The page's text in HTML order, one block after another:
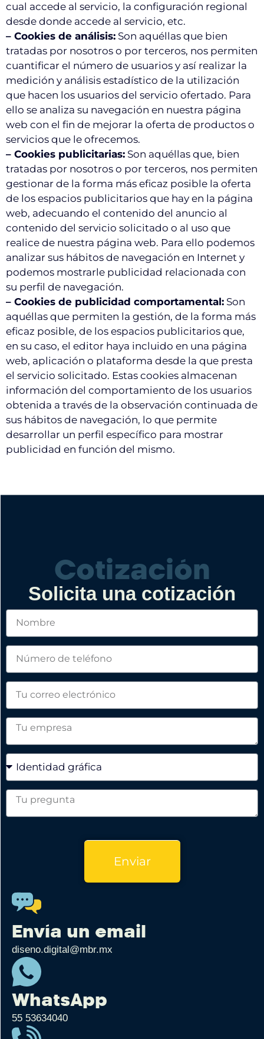
cual accede al servicio, la configuración regional
desde donde accede al servicio, etc.
– Cookies de análisis: Son aquéllas que bien
tratadas por nosotros o por terceros, nos permiten
cuantificar el número de usuarios y así realizar la
medición y análisis estadístico de la utilización
que hacen los usuarios del servicio ofertado. Para
ello se analiza su navegación en nuestra página
web con el fin de mejorar la oferta de productos o
servicios que le ofrecemos.
– Cookies publicitarias: Son aquéllas que, bien
tratadas por nosotros o por terceros, nos permiten
gestionar de la forma más eficaz posible la oferta
de los espacios publicitarios que hay en la página
web, adecuando el contenido del anuncio al
contenido del servicio solicitado o al uso que
realice de nuestra página web. Para ello podemos
analizar sus hábitos de navegación en Internet y
podemos mostrarle publicidad relacionada con
su perfil de navegación.
– Cookies de publicidad comportamental: Son
aquéllas que permiten la gestión, de la forma más
eficaz posible, de los espacios publicitarios que,
en su caso, el editor haya incluido en una página
web, aplicación o plataforma desde la que presta
el servicio solicitado. Estas cookies almacenan
información del comportamiento de los usuarios
obtenida a través de la observación continuada de
sus hábitos de navegación, lo que permite
desarrollar un perfil específico para mostrar
publicidad en función del mismo.
Cotización
Solicita una cotización
Enviar
Envía un email
diseno.digital@mbr.mx
WhatsApp
55 53634040